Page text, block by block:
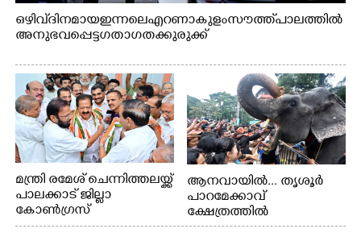
ഒഴിവ് ദിനമായ ഇന്നലെ എറണാകുളം സൗത്ത് പാലത്തിൽ
അനുഭവപ്പെട്ട ഗതാഗതക്കുരുക്ക്
മന്ത്രി രമേശ് ചെന്നിത്തലയ്ക്ക്
പാലക്കാട് ജില്ലാ
കോൺഗ്രസ്
ആനവായിൽ... തൃശൂർ
പാറമേക്കാവ്
ക്ഷേത്രത്തിൽ
സംഘടിപ്പിച്ച ആനയൂട്ടിൽ